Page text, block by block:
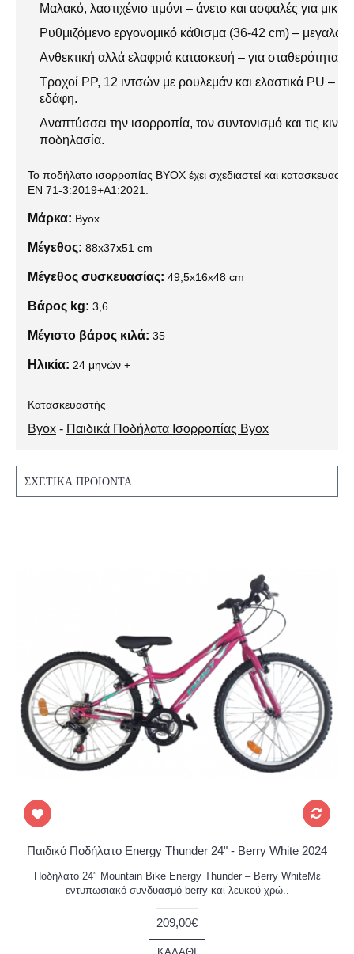
Μαλακό, λαστιχένιο τιμόνι – άνετο και ασφαλές για
Ρυθμιζόμενο εργονομικό κάθισμα (36-42 cm) –
Ανθεκτική αλλά ελαφριά κατασκευή – για σταθερότητα
Τροχοί PP, 12 ιντσών με ρουλεμάν και ελαστικά PU –
εδάφη.
Αναπτύσσει την ισορροπία, τον συντονισμό και τις
ποδηλασία.
Το ποδήλατο ισορροπίας BYOX έχει σχεδιαστεί και
EN 71-3:2019+A1:2021.
Μάρκα: Byox
Μέγεθος: 88x37x51 cm
Μέγεθος συσκευασίας: 49,5x16x48 cm
Βάρος kg: 3,6
Μέγιστο βάρος κιλά: 35
Ηλικία: 24 μηνών +
Κατασκευαστής
Byox - Παιδικά Ποδήλατα Ισορροπίας Byox
ΣΧΕΤΙΚΆ ΠΡΟΙΌΝΤΑ
Παιδικό Ποδήλατο Energy Thunder 24" - Berry White 2024
Ποδήλατο 24″ Mountain Bike Energy Thunder – Berry WhiteΜε
εντυπωσιακό συνδυασμό berry και λευκού χρώ..
209,00€